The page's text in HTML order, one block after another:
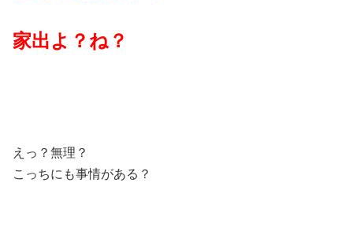
家出よ？ね？
えっ？無理？
こっちにも事情がある？